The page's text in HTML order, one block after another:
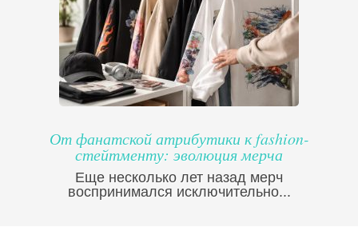
От фанатской атрибутики к fashion-
стейтменту: эволюция мерча
Еще несколько лет назад мерч
воспринимался исключительно...